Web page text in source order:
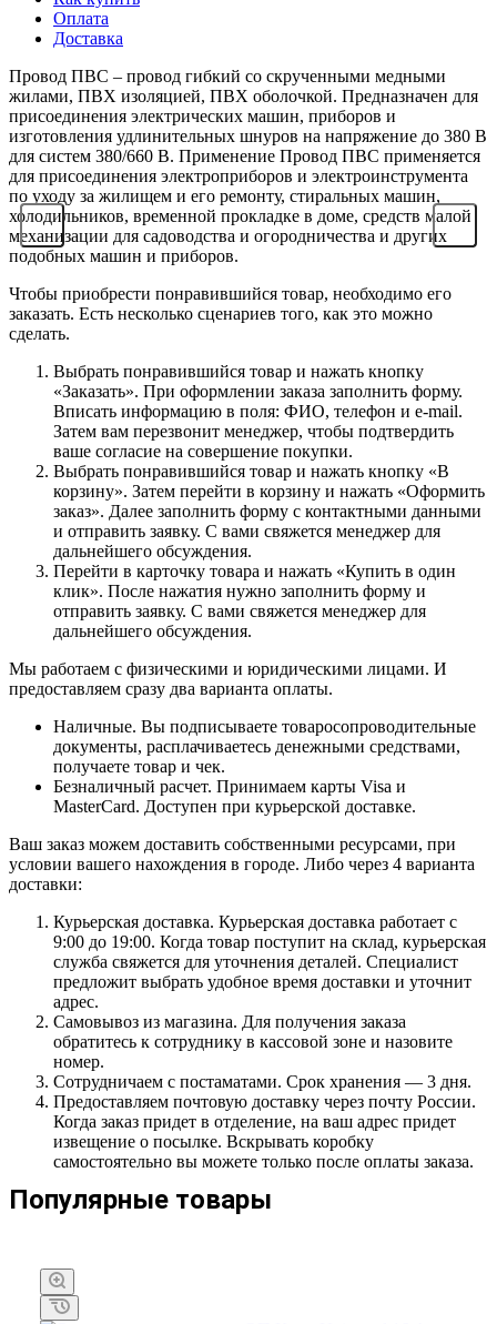
Оплата
Доставка
Провод ПВС – провод гибкий со скрученными медными
жилами, ПВХ изоляцией, ПВХ оболочкой. Предназначен для
присоединения электрических машин, приборов и
изготовления удлинительных шнуров на напряжение до 380 В
для систем 380/660 В. Применение Провод ПВС применяется
для присоединения электроприборов и электроинструмента
по уходу за жилищем и его ремонту, стиральных машин,
холодильников, временной прокладке в доме, средств малой
механизации для садоводства и огородничества и других
подобных машин и приборов.
Чтобы приобрести понравившийся товар, необходимо его
заказать. Есть несколько сценариев того, как это можно
сделать.
Выбрать понравившийся товар и нажать кнопку
«Заказать». При оформлении заказа заполнить форму.
Вписать информацию в поля: ФИО, телефон и e-mail.
Затем вам перезвонит менеджер, чтобы подтвердить
ваше согласие на совершение покупки.
Выбрать понравившийся товар и нажать кнопку «В
корзину». Затем перейти в корзину и нажать «Оформить
заказ». Далее заполнить форму с контактными данными
и отправить заявку. С вами свяжется менеджер для
дальнейшего обсуждения.
Перейти в карточку товара и нажать «Купить в один
клик». После нажатия нужно заполнить форму и
отправить заявку. С вами свяжется менеджер для
дальнейшего обсуждения.
Мы работаем с физическими и юридическими лицами. И
предоставляем сразу два варианта оплаты.
Наличные. Вы подписываете товаросопроводительные
документы, расплачиваетесь денежными средствами,
получаете товар и чек.
Безналичный расчет. Принимаем карты Visa и
MasterCard. Доступен при курьерской доставке.
Ваш заказ можем доставить собственными ресурсами, при
условии вашего нахождения в городе. Либо через 4 варианта
доставки:
Курьерская доставка. Курьерская доставка работает с
9:00 до 19:00. Когда товар поступит на склад, курьерская
служба свяжется для уточнения деталей. Специалист
предложит выбрать удобное время доставки и уточнит
адрес.
Самовывоз из магазина. Для получения заказа
обратитесь к сотруднику в кассовой зоне и назовите
номер.
Сотрудничаем с постаматами. Срок хранения — 3 дня.
Предоставляем почтовую доставку через почту России.
Когда заказ придет в отделение, на ваш адрес придет
извещение о посылке. Вскрывать коробку
самостоятельно вы можете только после оплаты заказа.
Популярные товары